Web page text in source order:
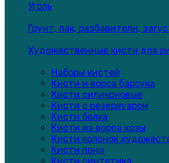
Уголь
Грунт, лак, разбавители,
Художественные кисти для
Наборы кистей
Кисти и ворса барсука
Кисти силиконовые
Кисти с резервуаром
Кисти белка
Кисти из ворса козы
Кисти колонок
Кисти пони